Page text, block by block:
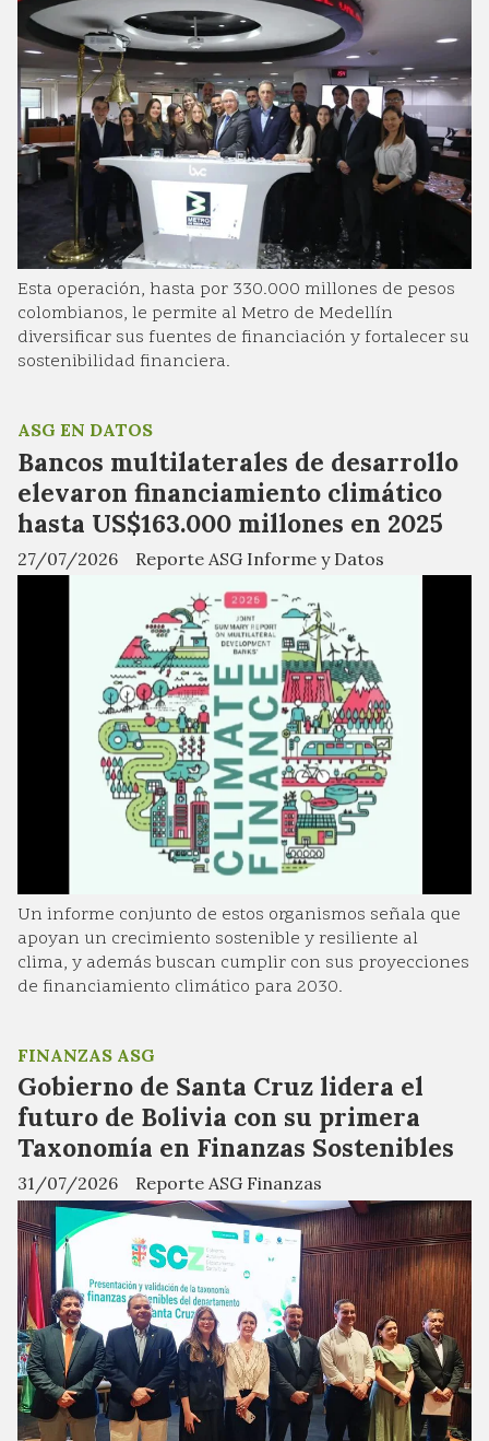
Esta operación, hasta por 330.000 millones de pesos
colombianos, le permite al Metro de Medellín
diversificar sus fuentes de financiación y fortalecer su
sostenibilidad financiera.
Bancos multilaterales de desarrollo
elevaron financiamiento climático
hasta US$163.000 millones en 2025
Reporte ASG Informe y Datos
ASG EN DATOS
27/07/2026
Un informe conjunto de estos organismos señala que
apoyan un crecimiento sostenible y resiliente al
clima, y además buscan cumplir con sus proyecciones
de financiamiento climático para 2030.
Gobierno de Santa Cruz lidera el
futuro de Bolivia con su primera
Taxonomía en Finanzas Sostenibles
Reporte ASG Finanzas
FINANZAS ASG
31/07/2026